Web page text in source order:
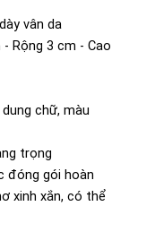
vân da
Rộng 3 cm - Cao
chữ, màu
trọng
đóng gói hoàn
xinh xắn, có thể